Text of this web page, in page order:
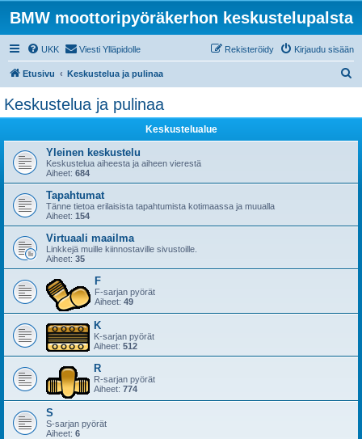
BMW moottoripyöräkerhon keskustelupalsta
UKK Viesti Ylläpidolle Kirjaudu sisään
Rekisteröidy
Etusivu Keskustelua ja pulinaa
Keskustelua ja pulinaa
Keskustelualue
Yleinen keskustelu
Keskustelua aiheesta ja aiheen vierestä
Aiheet: 684
Tapahtumat
Tänne tietoa erilaisista tapahtumista kotimaassa ja muualla
Aiheet: 154
Virtuaali maailma
Linkkejä muille kiinnostaville sivustoille.
Aiheet: 35
F
F-sarjan pyörät
Aiheet: 49
K
K-sarjan pyörät
Aiheet: 512
R
R-sarjan pyörät
Aiheet: 774
S
S-sarjan pyörät
Aiheet: 6